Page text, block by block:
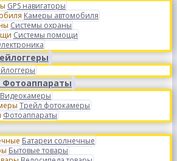
GPS навигаторы
Камеры автомобиля
Системы охраны
Системы помощи
Видеокамеры
Трейл фотокамеры
Фотоаппараты
Батареи солнечные
Бытовые товары